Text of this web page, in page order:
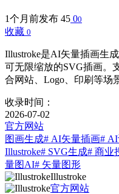
1个月前发布 45 00
收藏 0
Illustroke是AI矢量插画生
可无限缩放的SVG插画。
合网站、Logo、印刷等场
收录时间：
2026-07-02
官方网站
图画生成# AI矢量插画#
Illustroke# SVG生成# 商业
量图AI# 矢量图形
Illustroke
官方网站